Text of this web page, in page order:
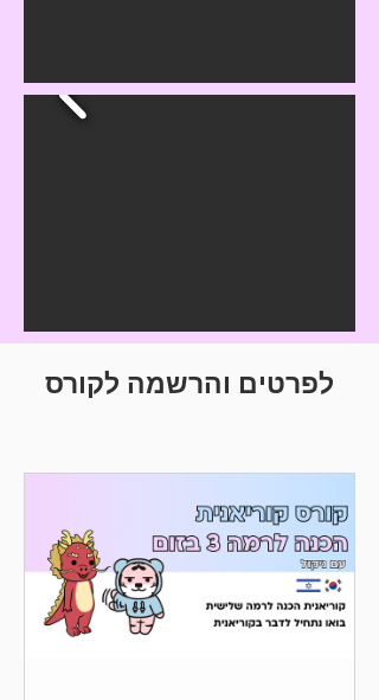
לפרטים והרשמה לקורס